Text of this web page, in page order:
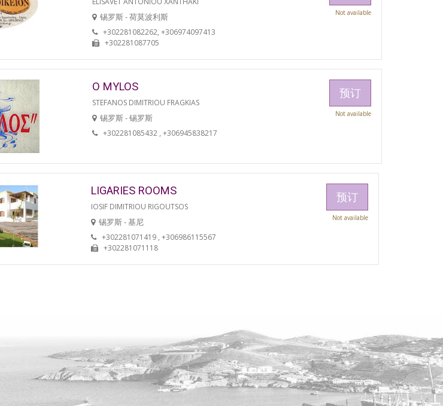
锡罗斯 - 荷莫波利斯
+302281082262, +306974097413
+302281087705
Not available
O MYLOS
STEFANOS DIMITRIOU FRAGKIAS
锡罗斯 - 锡罗斯
+302281085432 , +306945838217
预订
Not available
LIGARIES ROOMS
IOSIF DIMITRIOU RIGOUTSOS
锡罗斯 - 基尼
+302281071419 , +306986115567
+302281071118
预订
Not available